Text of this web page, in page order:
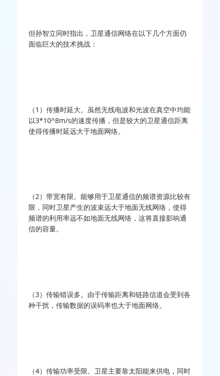
但孙智立同时指出，卫星通信网络在以下几个方面仍
面临巨大的技术挑战：
（1）传播时延大。虽然无线电波和光波在真空中均能
以3*10^8m/s的速度传播，但是较大的卫星通信距离
使得传播时延远大于地面网络。
（2）带宽有限。能够用于卫星通信的频谱资源比较有
限，同时卫星产生的波束远大于地面无线网络，使得
频谱的利用率远不如地面无线网络，这将直接影响通
信的容量。
（3）传输错误多。由于传输距离和链路信道会受到各
种干扰，传输数据的误码率也大于地面网络。
（4）传输功率受限。卫星主要靠太阳能来供电，同时